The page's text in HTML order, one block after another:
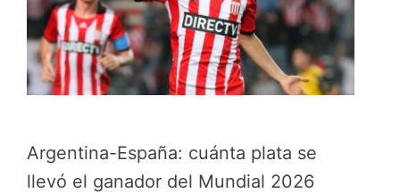
Argentina-España: cuánta plata se
llevó el ganador del Mundial 2026